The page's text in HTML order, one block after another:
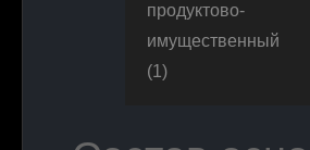
продуктово-
имущественный
(1)